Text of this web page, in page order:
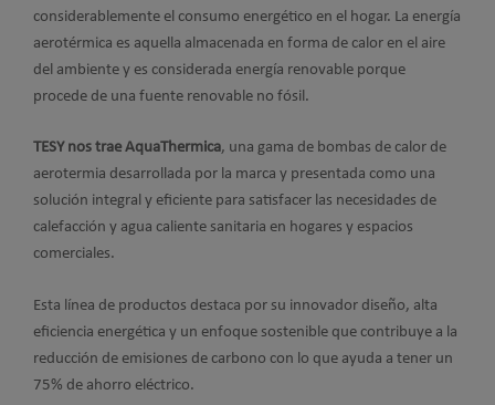
considerablemente el consumo energético en el hogar. La energía
aerotérmica es aquella almacenada en forma de calor en el aire
del ambiente y es considerada energía renovable porque
procede de una fuente renovable no fósil.
TESY nos trae AquaThermica, una gama de bombas de calor de
aerotermia desarrollada por la marca y presentada como una
solución integral y eficiente para satisfacer las necesidades de
calefacción y agua caliente sanitaria en hogares y espacios
comerciales.
Esta línea de productos destaca por su innovador diseño, alta
eficiencia energética y un enfoque sostenible que contribuye a la
reducción de emisiones de carbono con lo que ayuda a tener un
75% de ahorro eléctrico.